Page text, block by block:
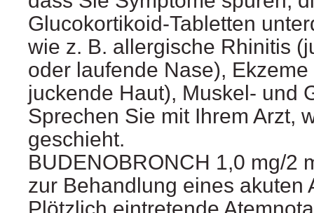
Glucokortikoid-Tabletten
wie z. B. allergische Rhinitis
oder laufende Nase),
juckende Haut), Muskel- und
Sprechen Sie mit Ihrem Arzt,
geschieht.
BUDENOBRONCH 1,0 mg/2
zur Behandlung eines akuten